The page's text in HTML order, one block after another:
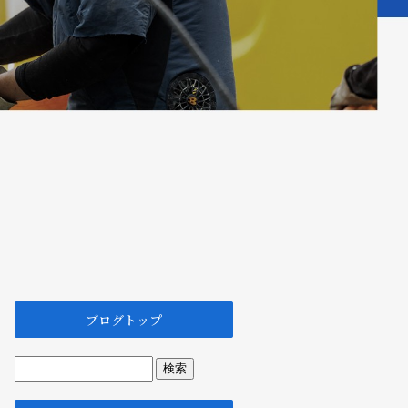
ブログトップ